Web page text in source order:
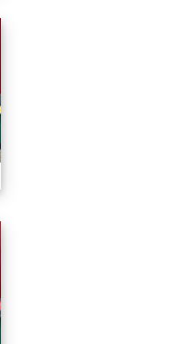
2026/01/07會考誓師活
2026/01/07會考誓師活